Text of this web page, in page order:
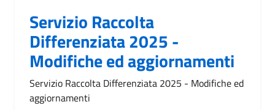
Servizio Raccolta
Differenziata 2025 -
Modifiche ed aggiornamenti
Servizio Raccolta Differenziata 2025 - Modifiche ed
aggiornamenti